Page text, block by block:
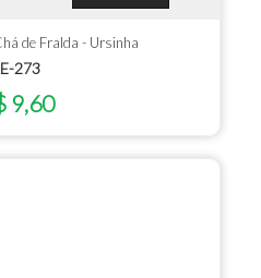
de Fralda - Ursinha
273
9,60